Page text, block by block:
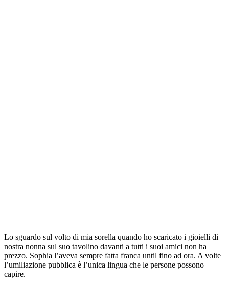
Lo sguardo sul volto di mia sorella quando ho scaricato i gioielli di
nostra nonna sul suo tavolino davanti a tutti i suoi amici non ha
prezzo. Sophia l’aveva sempre fatta franca until fino ad ora. A volte
l’umiliazione pubblica è l’unica lingua che le persone possono
capire.